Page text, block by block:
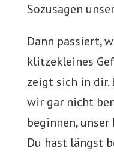
Sozusagen
Dann passiert,
klitzekleines
zeigt sich in dir.
wir gar nicht
beginnen, unser
Du hast längst